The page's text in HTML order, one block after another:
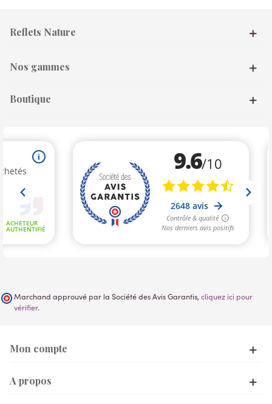
Reflets Nature
Nos gammes
Boutique
Marchand approuvé par la Société des Avis Garantis, cliquez ici pour
vérifier.
Mon compte
A propos